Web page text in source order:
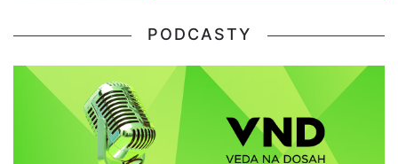
PODCASTY